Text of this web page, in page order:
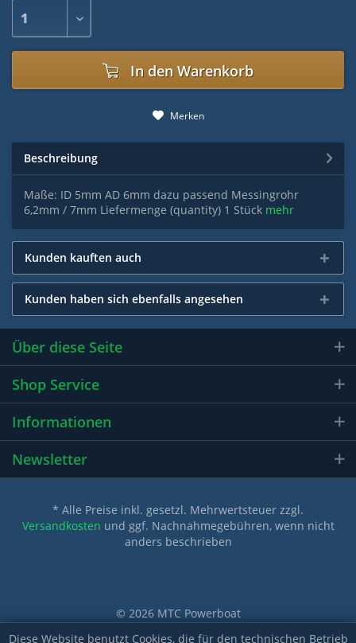
In den Warenkorb
Merken
Beschreibung
Maße: ID 5mm AD 6mm dazu passend Messingrohr
6,2mm / 7mm Liefermenge (quantity) 1 Stück mehr
Kunden kauften auch
Kunden haben sich ebenfalls angesehen
Über diese Seite
Shop Service
Informationen
Newsletter
* Alle Preise inkl. gesetzl. Mehrwertsteuer zzgl.
Versandkosten und ggf. Nachnahmegebühren, wenn nicht
anders beschrieben
© 2026 MTC Powerboat
Diese Website benutzt Cookies, die für den technischen Betrieb